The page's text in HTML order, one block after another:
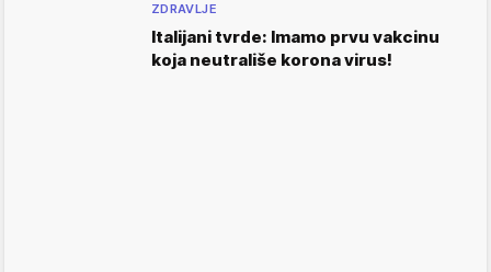
ZDRAVLJE
Italijani tvrde: Imamo prvu vakcinu
koja neutrališe korona virus!